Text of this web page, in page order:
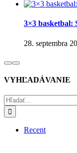
3×3 basketbal:
28. septembra
VYHĽADÁVANIE
Hľadať:
Recent